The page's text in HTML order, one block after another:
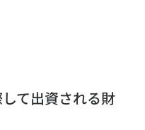
て出資される財